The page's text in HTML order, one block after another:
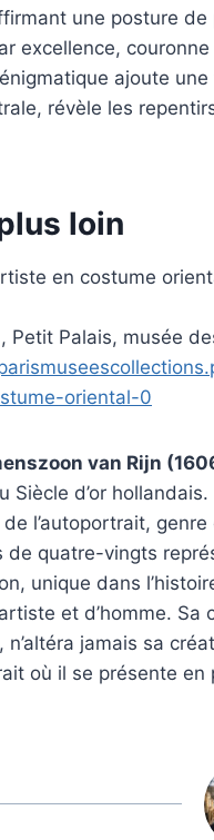
une posture
excellence,
ajoute
révèle les
loin
en costume
Petit Palais, musée
oriental-0
van Rijn
Siècle d’or
l’autoportrait,
de quatre-vingts
unique dans
et d’homme.
jamais sa
où il se présente en